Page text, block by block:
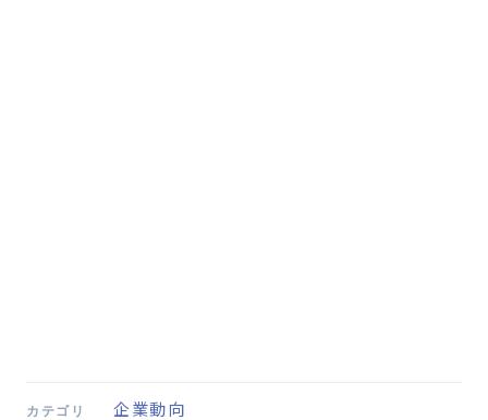
カテゴリ 企業動向